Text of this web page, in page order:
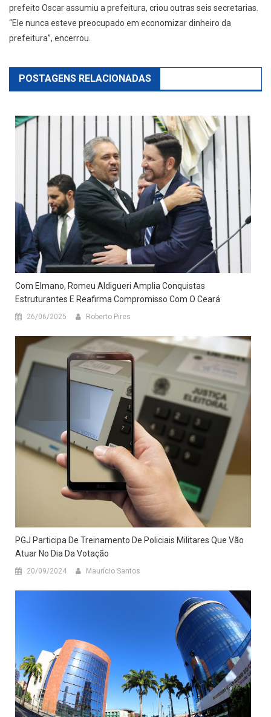
prefeito Oscar assumiu a prefeitura, criou outras seis secretarias.
“Ele nunca esteve preocupado em economizar dinheiro da
prefeitura”, encerrou.
POSTAGENS RELACIONADAS
Com Elmano, Romeu Aldigueri Amplia Conquistas
Estruturantes E Reafirma Compromisso Com O Ceará
26/06/2025 Roberto Pires
PGJ Participa De Treinamento De Policiais Militares Que Vão
Atuar No Dia Da Votação
20/09/2024 Maurício Santos